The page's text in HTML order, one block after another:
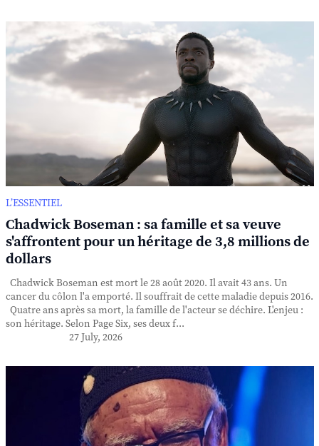
L’ESSENTIEL
Chadwick Boseman : sa famille et sa veuve
s'affrontent pour un héritage de 3,8 millions de
dollars
Chadwick Boseman est mort le 28 août 2020. Il avait 43 ans. Un
cancer du côlon l'a emporté. Il souffrait de cette maladie depuis 2016.
Quatre ans après sa mort, la famille de l'acteur se déchire. L'enjeu :
son héritage. Selon Page Six, ses deux f...
27 July, 2026